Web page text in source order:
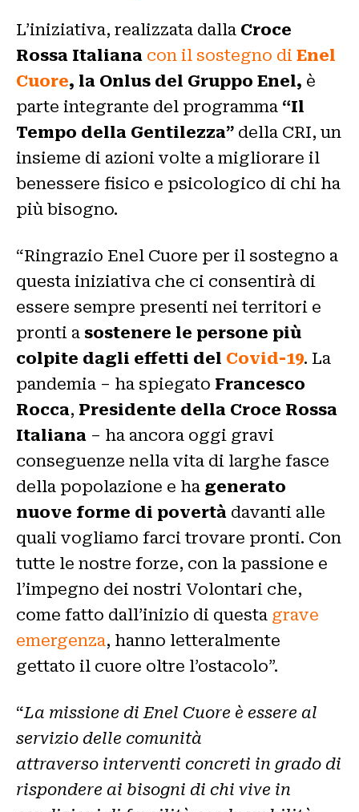
L’iniziativa, realizzata dalla Croce
Rossa Italiana con il sostegno di Enel
Cuore, la Onlus del Gruppo Enel, è
parte integrante del programma “Il
Tempo della Gentilezza” della CRI, un
insieme di azioni volte a migliorare il
benessere fisico e psicologico di chi ha
più bisogno.
“Ringrazio Enel Cuore per il sostegno a
questa iniziativa che ci consentirà di
essere sempre presenti nei territori e
pronti a sostenere le persone più
colpite dagli effetti del Covid-19. La
pandemia – ha spiegato Francesco
Rocca, Presidente della Croce Rossa
Italiana – ha ancora oggi gravi
conseguenze nella vita di larghe fasce
della popolazione e ha generato
nuove forme di povertà davanti alle
quali vogliamo farci trovare pronti. Con
tutte le nostre forze, con la passione e
l’impegno dei nostri Volontari che,
come fatto dall’inizio di questa grave
emergenza, hanno letteralmente
gettato il cuore oltre l’ostacolo”.
“La missione di Enel Cuore è essere al
servizio delle comunità
attraverso interventi concreti in grado di
rispondere ai bisogni di chi vive in